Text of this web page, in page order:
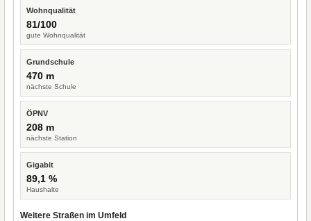
Wohnqualität
81/100
gute Wohnqualität
Grundschule
470 m
nächste Schule
ÖPNV
208 m
nächste Station
Gigabit
89,1 %
Haushalte
Weitere Straßen im Umfeld